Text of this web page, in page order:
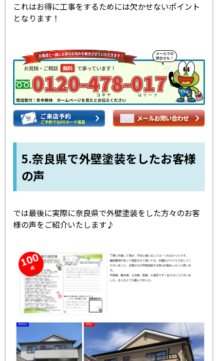
これはお得に工事をするためには欠かせないポイント
となります！
5.奈良県で外壁塗装をしたお客様
の声
では最後に実際に奈良県で外壁塗装をした方々のお客
様の声をご紹介いたします♪